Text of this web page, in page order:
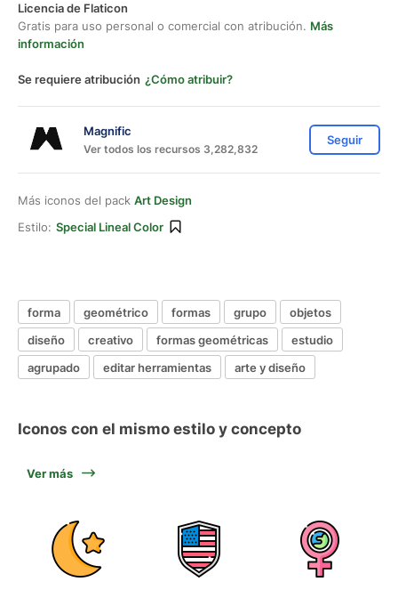
Licencia de Flaticon
Gratis para uso personal o comercial con atribución. Más
información
Se requiere atribución ¿Cómo atribuir?
Magnific
Ver todos los recursos 3,282,832
Seguir
Más iconos del pack Art Design
Estilo: Special Lineal Color
forma geométrico formas grupo
objetos
diseño
creativo formas geométricas
estudio
agrupado
editar herramientas arte y diseño
Iconos con el mismo estilo y concepto
Ver más